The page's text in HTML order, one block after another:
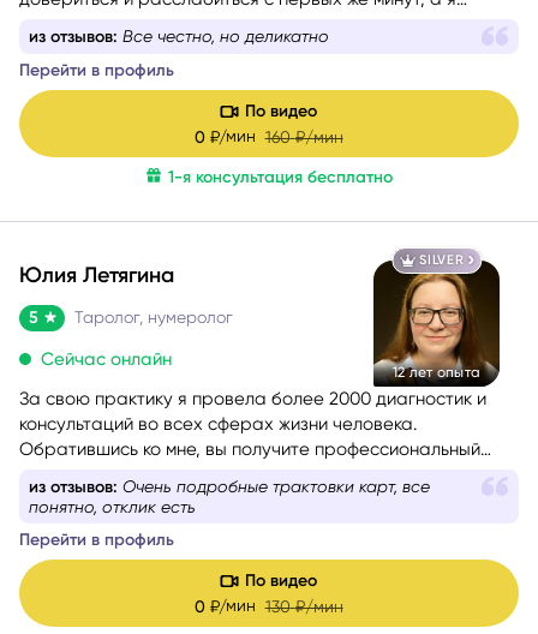
максимально полезными.
из отзывов: Все честно, но деликатно
Перейти в профиль
По видео
0 ₽/мин160 ₽/мин
1-я консультация бесплатно
SILVER
12 лет опыта
Юлия Летягина
5 Таролог, нумеролог
Сейчас онлайн
За свою практику я провела более 2000 диагностик и
консультаций во всех сферах жизни человека.
Обратившись ко мне, вы получите профессиональный
беспокоит.
из отзывов: Очень подробные трактовки карт, все
понятно, отклик есть
Перейти в профиль
По видео
0 ₽/мин130 ₽/мин